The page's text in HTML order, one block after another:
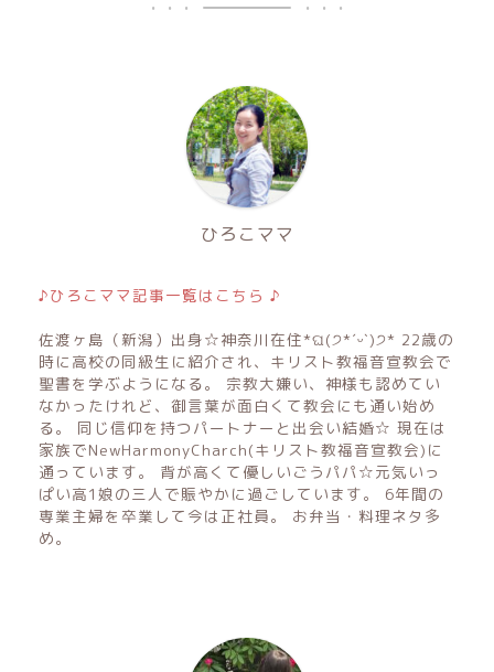
ひろこママ
♪ひろこママ記事一覧はこちら ♪
佐渡ヶ島（新潟）出身☆神奈川在住*ଘ(੭*ˊᵕˋ)੭* 22歳の
時に高校の同級生に紹介され、キリスト教福音宣教会で
聖書を学ぶようになる。 宗教大嫌い、神様も認めてい
なかったけれど、御言葉が面白くて教会にも通い始め
る。 同じ信仰を持つパートナーと出会い結婚☆ 現在は
家族でNewHarmonyCharch(キリスト教福音宣教会)に
通っています。 背が高くて優しいごうパパ☆元気いっ
ぱい高1娘の三人で賑やかに過ごしています。 6年間の
専業主婦を卒業して今は正社員。 お弁当・料理ネタ多
め。